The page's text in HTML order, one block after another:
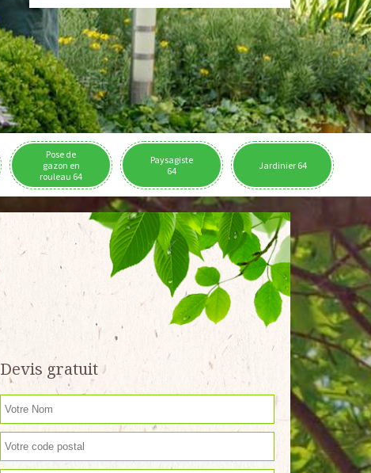
Pose de
gazon en
rouleau 64
Paysagiste
64
Jardinier 64
Devis gratuit